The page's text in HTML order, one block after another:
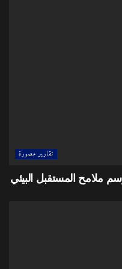
تقارير مصورة
ملامح المستقبل البيئي